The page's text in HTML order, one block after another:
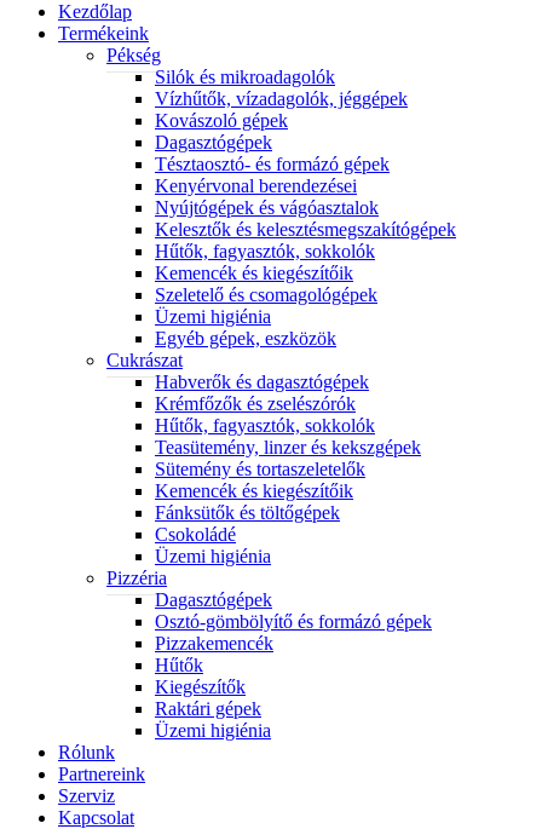
Kezdőlap
Termékeink
Pékség
Silók és mikroadagolók
Vízhűtők, vízadagolók, jéggépek
Kovászoló gépek
Dagasztógépek
Tésztaosztó- és formázó gépek
Kenyérvonal berendezései
Nyújtógépek és vágóasztalok
Kelesztők és kelesztésmegszakítógépek
Hűtők, fagyasztók, sokkolók
Kemencék és kiegészítőik
Szeletelő és csomagológépek
Üzemi higiénia
Egyéb gépek, eszközök
Cukrászat
Habverők és dagasztógépek
Krémfőzők és zselészórók
Hűtők, fagyasztók, sokkolók
Teasütemény, linzer és kekszgépek
Sütemény és tortaszeletelők
Kemencék és kiegészítőik
Fánksütők és töltőgépek
Csokoládé
Üzemi higiénia
Pizzéria
Dagasztógépek
Osztó-gömbölyítő és formázó gépek
Pizzakemencék
Hűtők
Kiegészítők
Raktári gépek
Üzemi higiénia
Rólunk
Partnereink
Szerviz
Kapcsolat